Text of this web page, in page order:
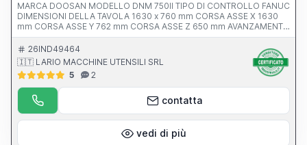
MARCA DOOSAN MODELLO DNM 750II TIPO DI CONTROLLO FANUC
DIMENSIONI DELLA TAVOLA 1630 x 760 mm CORSA ASSE X 1630
mm CORSA ASSE Y 762 mm CORSA ASSE Z 650 mm AVANZAMENTO
RAPIDO ASSI X-Y-Z ATTACCO MANDRINO Iso 40 VELOCITA’
MANDRINO 12.000 rpm ANNO V MACCHINA CE 2017 PESO 13500
KG
26IND49464
🇮🇹 LARIO MACCHINE UTENSILI SRL
5
2
contatta
vedi di più